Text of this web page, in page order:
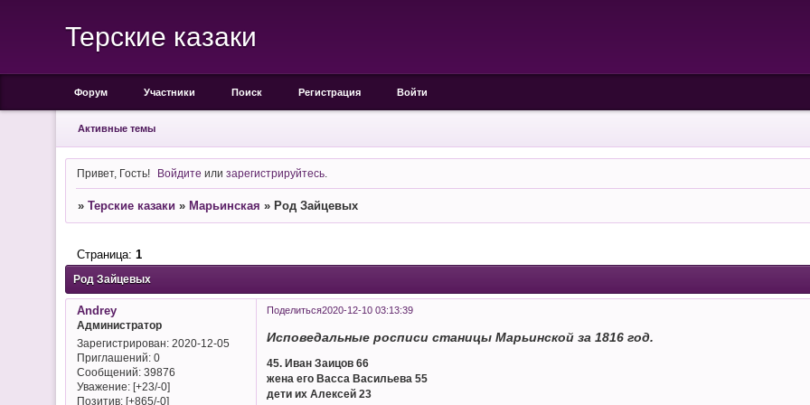
Терские казаки
Форум Участники Поиск Регистрация Войти
Активные темы
Привет, Гость! Войдите илизарегистрируйтесь
» Терские казаки » Марьинская » Род Зайцевых
Род Зайцевых
Страница: 1
Поделиться2020-12-10 03:13:39
Andrey
Администратор
Зарегистрирован: 2020-12-05
Приглашений:0
Сообщений:39876
Уважение: [+23/-0]
Позитив: [+865/-0]
Исповедальные росписи станицы Марьинской за 1816 год.
45. Иван Заицов 66
жена его Васса Васильева 55
дети их Алексей 23